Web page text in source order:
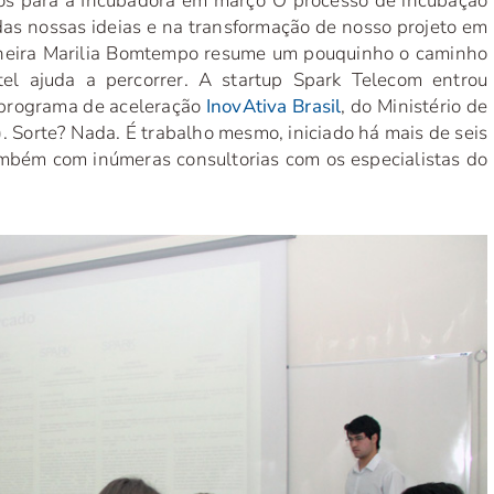
nossas ideias e na transformação de nosso projeto em
Marilia Bomtempo resume um pouquinho o caminho
ajuda a percorrer. A startup Spark Telecom entrou
de aceleração InovAtiva Brasil, do Ministério de
Nada. É trabalho mesmo, iniciado há mais de seis
com inúmeras consultorias com os especialistas do